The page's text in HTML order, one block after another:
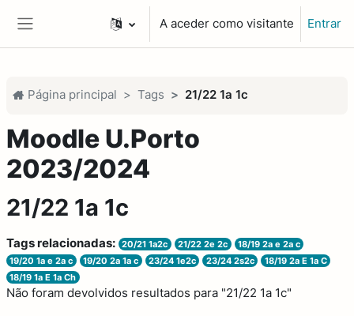
Ir para o conteúdo principal
A aceder como visitante Entrar
Página principal Tags 21/22 1a 1c
Moodle U.Porto
2023/2024
21/22 1a 1c
Tags relacionadas: 20/21 1a2c 21/22 2e 2c
18/19 2a e 2a c
19/20 1a e 2a c
19/20 2a 1a c 23/24 1e2c 23/24 2s2c
18/19 2a E 1a C
18/19 1a E 1a Ch
Não foram devolvidos resultados para "21/22 1a 1c"